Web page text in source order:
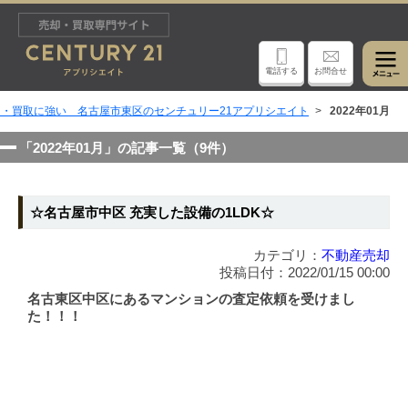
電話する お問合せ
買取に強い 名古屋市東区のセンチュリー21アプリシエイト 2022年01月
「2022年01月」の記事一覧（9件）
☆名古屋市中区 充実した設備の1LDK☆
カテゴリ： 不動産売却
投稿日付：2022/01/15 00:00
名古東区中区にあるマンションの査定依頼を受けまし
た！！！